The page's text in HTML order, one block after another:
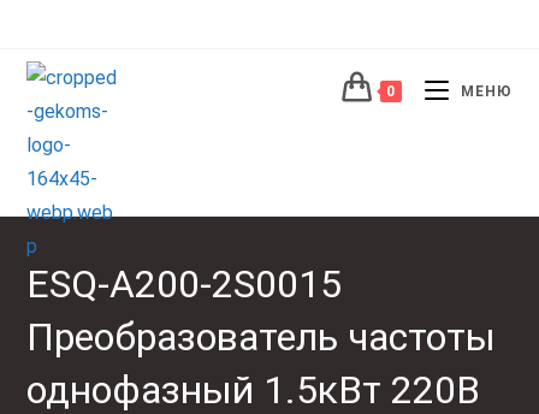
содержимому
0 МЕНЮ
ESQ-A200-2S0015
Преобразователь частоты
однофазный 1.5кВт 220В